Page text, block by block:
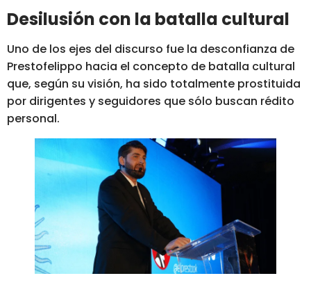
Desilusión con la batalla cultural
Uno de los ejes del discurso fue la desconfianza de
Prestofelippo hacia el concepto de batalla cultural
que, según su visión, ha sido totalmente prostituida
por dirigentes y seguidores que sólo buscan rédito
personal.